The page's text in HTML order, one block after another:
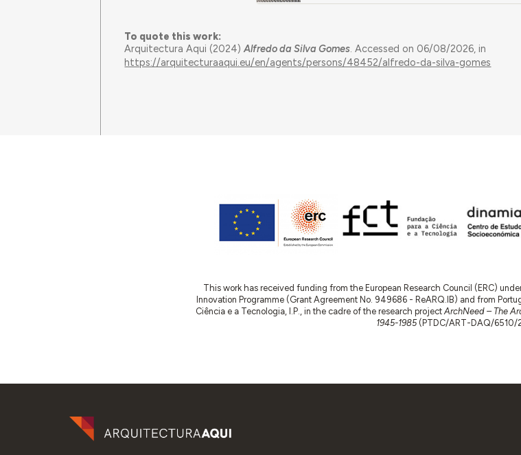
To quote this work:
Arquitectura Aqui (2024)Alfredo da Silva Gomes. Accessed on 06/08/2026, in
https://arquitecturaaqui.eu/en/agents/persons/48452/alfredo-da-silva-gomes
This work has received funding from the European Research Council (ERC)
Innovation Programme (Grant Agreement No. 949686 - ReARQ.IB) and from
Ciência e a Tecnologia, I.P., in the cadre of the research projectArchNeed – The
1945-1985(PTDC/ART-DAQ/6510/